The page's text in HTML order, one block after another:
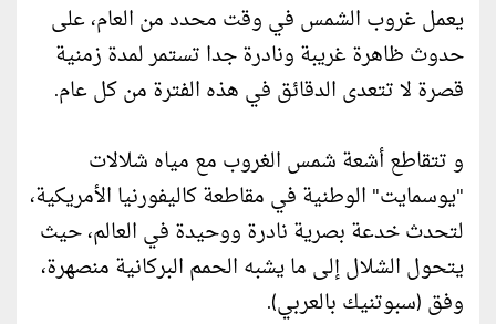
يعمل غروب الشمس في وقت محدد من العام، على
حدوث ظاهرة غريبة ونادرة جدا تستمر لمدة زمنية
قصرة لا تتعدى الدقائق في هذه الفترة من كل عام.
و تتقاطع أشعة شمس الغروب مع مياه شلالات
"يوسمايت" الوطنية في مقاطعة كاليفورنيا الأمريكية،
لتحدث خدعة بصرية نادرة ووحيدة في العالم، حيث
يتحول الشلال إلى ما يشبه الحمم البركانية منصهرة،
وفق (سبوتنيك بالعربي).